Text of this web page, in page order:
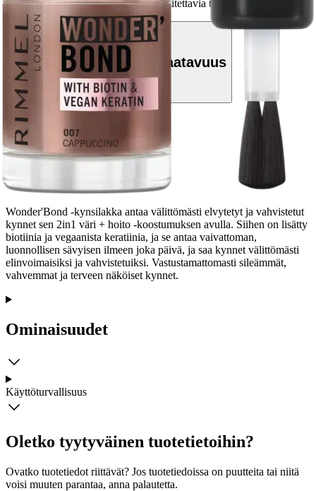
Etu ei koske Suuri‑lisäpalvelulla toimitettavia tuotteita.
Tarkista myymäläsaatavuus
Tuotekuvaus
Wonder'Bond -kynsilakka antaa välittömästi elvytetyt ja vahvistetut
kynnet sen 2in1 väri + hoito -koostumuksen avulla. Siihen on lisätty
biotiinia ja vegaanista keratiinia, ja se antaa vaivattoman,
luonnollisen sävyisen ilmeen joka päivä, ja saa kynnet välittömästi
elinvoimaisiksi ja vahvistetuiksi. Vastustamattomasti sileämmät,
vahvemmat ja terveen näköiset kynnet.
Ominaisuudet
Käyttöturvallisuus
Oletko tyytyväinen tuotetietoihin?
Ovatko tuotetiedot riittävät? Jos tuotetiedoissa on puutteita tai niitä
voisi muuten parantaa, anna palautetta.